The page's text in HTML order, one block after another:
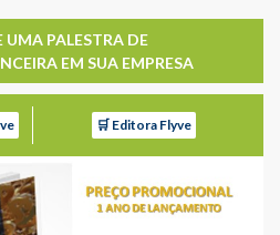
UMA PALESTRA DE
EM SUA EMPRESA
🛒 Editora Flyve